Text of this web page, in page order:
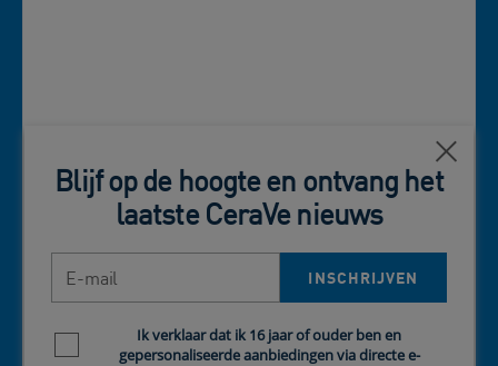
Wat betekent SPF? Alles over
SPF 15, 30 en 50+ met Dr.
Radusky
Close
Blijf op de hoogte en ontvang het
laatste CeraVe nieuws
INSCHRIJVEN
Newsletter policyIk verklaar dat ik 16 jaar of ouder ben en
gepersonaliseerde aanbiedingen via directe e-